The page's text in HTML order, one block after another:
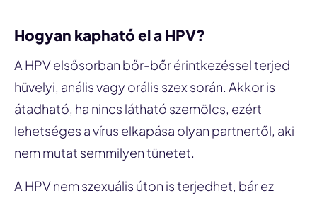
Hogyan kapható el a HPV?
A HPV elsősorban bőr-bőr érintkezéssel terjed
hüvelyi, anális vagy orális szex során. Akkor is
átadható, ha nincs látható szemölcs, ezért
lehetséges a vírus elkapása olyan partnertől, aki
nem mutat semmilyen tünetet.
A HPV nem szexuális úton is terjedhet, bár ez